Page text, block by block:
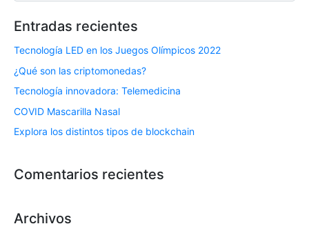
Entradas recientes
Tecnología LED en los Juegos Olímpicos 2022
¿Qué son las criptomonedas?
Tecnología innovadora: Telemedicina
COVID Mascarilla Nasal
Explora los distintos tipos de blockchain
Comentarios recientes
Archivos